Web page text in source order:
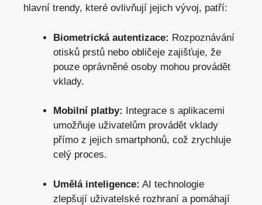
hlavní trendy, které ovlivňují jejich vývoj, patří:
Biometrická autentizace: Rozpoznávání
otisků prstů nebo obličeje zajišťuje, že
pouze oprávněné osoby mohou provádět
vklady.
Mobilní platby: Integrace s aplikacemi
umožňuje uživatelům provádět vklady
přímo z jejich smartphonů, což zrychluje
celý proces.
Umělá inteligence: AI technologie
zlepšují uživatelské rozhraní a pomáhají